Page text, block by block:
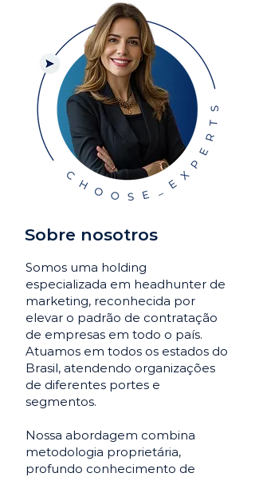
Sobre nosotros
Somos uma holding
especializada em headhunter de
marketing, reconhecida por
elevar o padrão de contratação
de empresas em todo o país.
Atuamos em todos os estados do
Brasil, atendendo organizações
de diferentes portes e
segmentos.
Nossa abordagem combina
metodologia proprietária,
profundo conhecimento de